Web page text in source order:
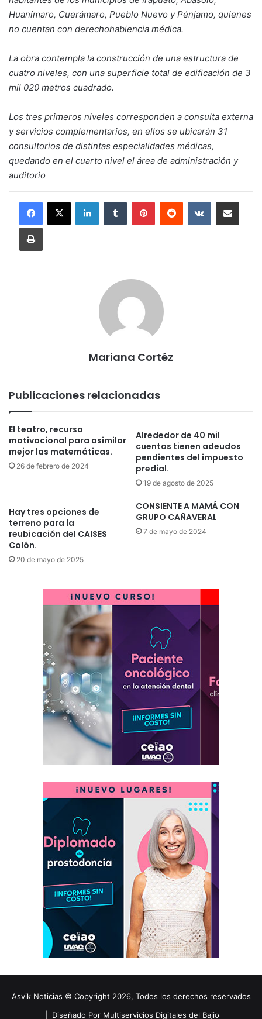
Huanímaro, Cuerámaro, Pueblo Nuevo y Pénjamo, quienes
no cuentan con derechohabiencia médica.
La obra contempla la construcción de una estructura de
cuatro niveles, con una superficie total de edificación de 3
mil 020 metros cuadrado.
Los tres primeros niveles corresponden a consulta externa
y servicios complementarios, en ellos se ubicarán 31
consultorios de distintas especialidades médicas,
quedando en el cuarto nivel el área de administración y
auditorio
LinkedInTumblr PinterestReddit VKontakteCompartir por
Imprimir
Mariana Cortéz
Publicaciones relacionadas
El teatro, recurso
motivacional para asimilar
mejor las matemáticas.
26 de febrero de 2024
Alrededor de 40 mil
cuentas tienen adeudos
pendientes del impuesto
predial.
19 de agosto de 2025
Hay tres opciones de
terreno para la
reubicación del CAISES
Colón.
20 de mayo de 2025
CONSIENTE A MAMÁ CON
GRUPO CAÑAVERAL
7 de mayo de 2024
Asvik Noticias © Copyright 2026, Todos los derechos reservados
Diseñado Por Multiservicios Digitales del Bajio